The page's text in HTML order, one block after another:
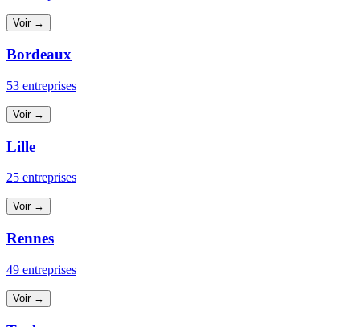
Voir →
Bordeaux
53 entreprises
Voir →
Lille
25 entreprises
Voir →
Rennes
49 entreprises
Voir →